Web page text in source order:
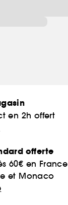
en 2h offert
offerte
60€ en France
et Monaco